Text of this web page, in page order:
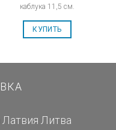
каблука 11,5 см.
КУПИТЬ
Латвия Литва